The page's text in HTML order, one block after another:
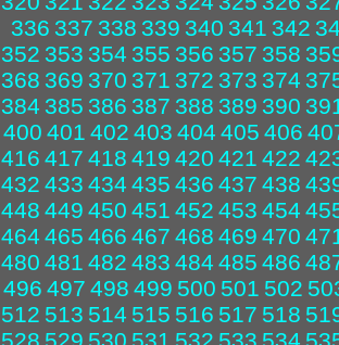
336 337 338 339 340 341 342
352 353 354 355 356 357 358
368 369 370 371 372 373 374
384 385 386 387 388 389 390
400 401 402 403 404 405 406
416 417 418 419 420 421 422
432 433 434 435 436 437 438
448 449 450 451 452 453 454
464 465 466 467 468 469 470
480 481 482 483 484 485 486
496 497 498 499 500 501 502
512 513 514 515 516 517 518